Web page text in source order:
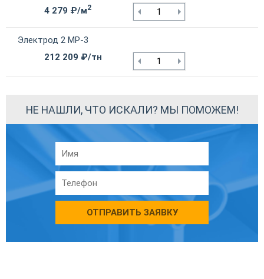
4 279 ₽/м2
Электрод 2 МР-3
212 209 ₽/тн
НЕ НАШЛИ, ЧТО ИСКАЛИ? МЫ ПОМОЖЕМ!
ОТПРАВИТЬ ЗАЯВКУ